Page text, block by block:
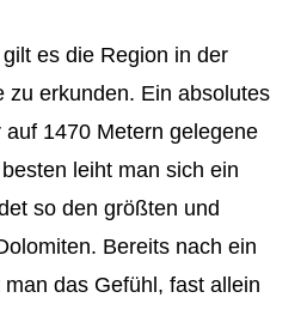
es die Region in der
zu erkunden. Ein absolutes
1470 Metern gelegene
leiht man sich ein
so den größten und
Bereits nach ein
das Gefühl, fast allein